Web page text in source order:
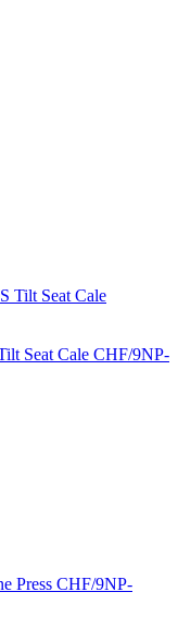
Seat Cale CHF/9NP-